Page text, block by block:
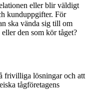
eller blir väldigt
kunduppgifter. För
ska vända sig till om
den som kör tåget?
frivilliga lösningar och att
tågföretagens